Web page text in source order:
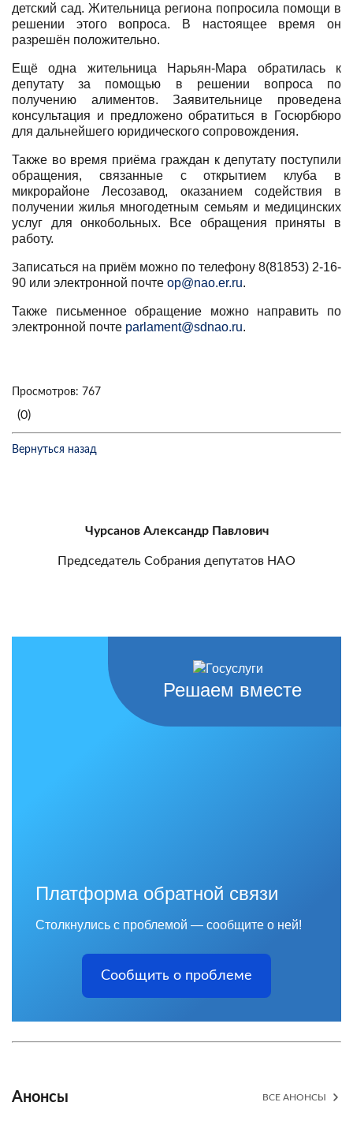
детский сад. Жительница региона попросила помощи в
решении этого вопроса. В настоящее время он
разрешён положительно.
Ещё одна жительница Нарьян-Мара обратилась к
депутату за помощью в решении вопроса по
получению алиментов. Заявительнице проведена
консультация и предложено обратиться в Госюрбюро
для дальнейшего юридического сопровождения.
Также во время приёма граждан к депутату поступили
обращения, связанные с открытием клуба в
микрорайоне Лесозавод, оказанием содействия в
получении жилья многодетным семьям и медицинских
услуг для онкобольных. Все обращения приняты в
работу.
Записаться на приём можно по телефону 8(81853) 2-16-
90 или электронной почте op@nao.er.ru.
Также письменное обращение можно направить по
электронной почте parlament@sdnao.ru.
Просмотров: 767
(0)
Вернуться назад
Чурсанов Александр Павлович
Председатель Собрания депутатов НАО
Решаем вместе
Платформа обратной связи
Столкнулись с проблемой — сообщите о ней!
Сообщить о проблеме
Анонсы ВСЕ АНОНСЫ